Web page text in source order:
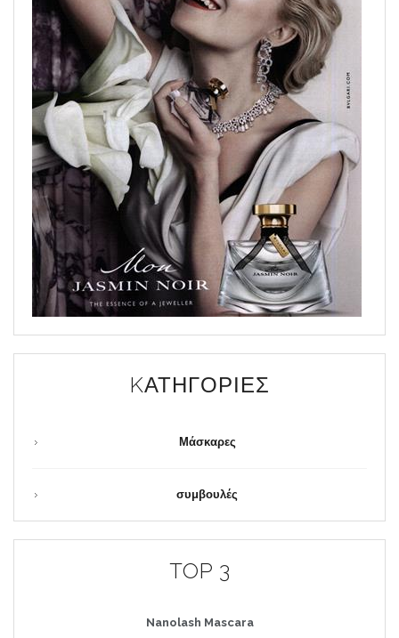
KΑΤΗΓΟΡΊΕΣ
Μάσκαρες
συμβουλές
TOP 3
Nanolash Mascara